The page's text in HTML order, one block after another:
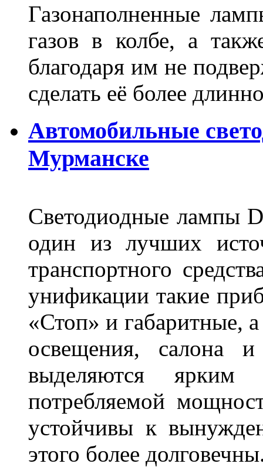
Газонаполненные
газов в колбе, а
благодаря им не
сделать её более
Автомобильные
Мурманске
Светодиодные лампы
один из лучших
транспортного
унификации такие
«Стоп» и габаритные,
освещения, салона
выделяются ярким
потребляемой
устойчивы к
этого более